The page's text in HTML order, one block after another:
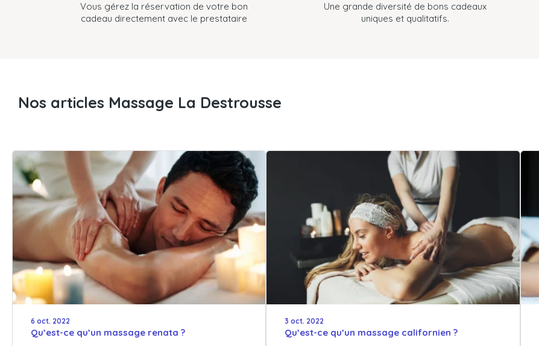
Vous gérez la réservation de votre bon
cadeau directement avec le prestataire
Une grande diversité de bons cadeaux
uniques et qualitatifs.
Nos articles Massage La Destrousse
6 oct. 2022
Qu’est-ce qu’un massage renata ?
3 oct. 2022
Qu’est-ce qu’un massage californien ?